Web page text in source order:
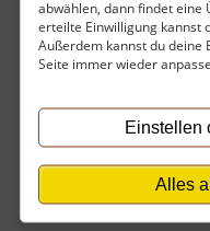
abwählen, dann findet eine
erteilte Einwilligung kannst
Außerdem kannst du deine
Seite immer wieder
Einstellen
Alles
Um dieses
hier
Eintritt